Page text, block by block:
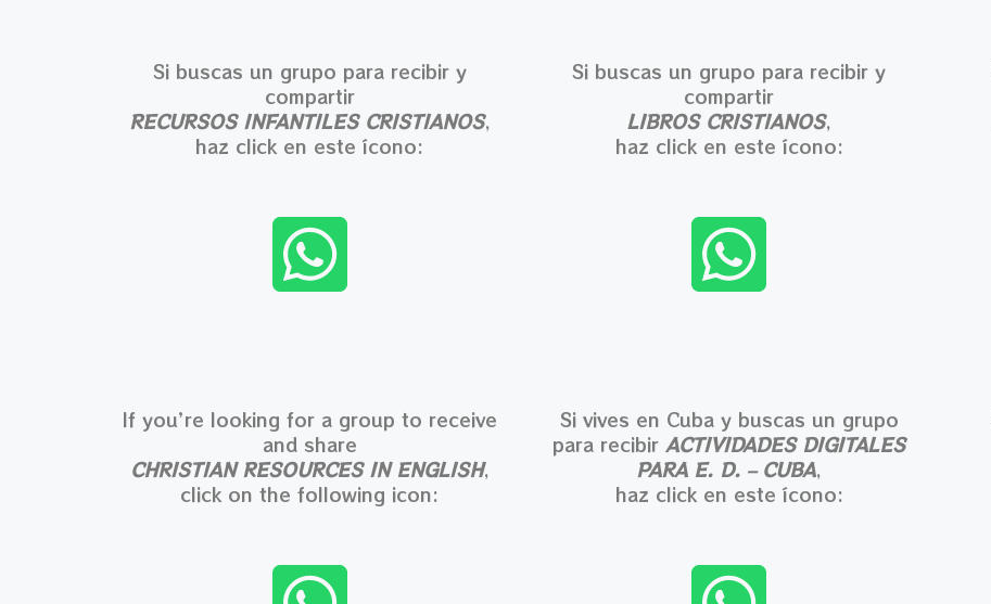
Si buscas un grupo para recibir y
compartir
RECURSOS INFANTILES CRISTIANOS,
haz click en este ícono:
Si buscas un grupo para recibir y
compartir
LIBROS CRISTIANOS,
haz click en este ícono:
If you’re looking for a group to receive
and share
CHRISTIAN RESOURCES IN ENGLISH,
click on the following icon:
Si vives en Cuba y buscas un grupo
para recibirACTIVIDADES DIGITALES
PARA E. D. – CUBA,
haz click en este ícono: